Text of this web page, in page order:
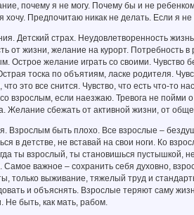
почему я не могу. Почему бы и не
я хочу. Предпочитаю никак не делать. Если я
Детский страх. Неудовлетворенность
от жизни, желание на курорт. Потребность
Острое желание играть со своими. Чувство
тоска по объятиям, ласке родителя.
что это все снится. Чувство, что есть что-то
взрослым, если наезжаю. Тревога не пойми
Желание сбежать от активной жизни, от
Взрослым быть плохо. Все взрослые –
в детстве, не вставай на свои ноги. Ко
ты взрослый, ты становишься пустышкой,
Самое важное – сохранить себя духовно,
только выживание, тяжелый труд и
и объяснять. Взрослые теряют саму
Не быть, как мать, рабом.